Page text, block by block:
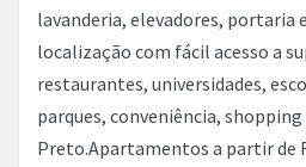
lavanderia, elevadores, portaria
localização com fácil acesso a
restaurantes, universidades,
parques, conveniência, shopping
Preto.Apartamentos a partir de